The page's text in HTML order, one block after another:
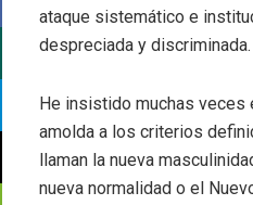
ataque sistemático e
despreciada y discriminada.
He insistido muchas
amolda a los criterios
llaman la nueva
nueva normalidad o el